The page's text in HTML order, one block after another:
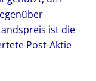
ist die
Post-Aktie